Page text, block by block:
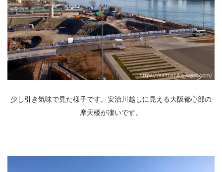
少し引き気味で見た様子です。安治川越しに見える大阪都心部の
摩天楼が凄いです。